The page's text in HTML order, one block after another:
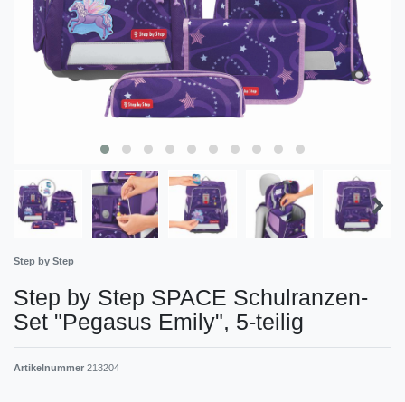
Step by Step
Step by Step SPACE Schulranzen-
Set "Pegasus Emily", 5-teilig
Artikelnummer 213204